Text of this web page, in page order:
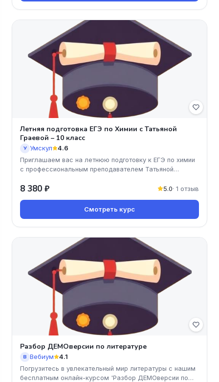
Летняя подготовка ЕГЭ по Химии с Татьяной
Граевой – 10 класс
У Умскул 4.6
Приглашаем вас на летнюю подготовку к ЕГЭ по химии
с профессиональным преподавателем Татьяной
8 380 ₽ 5.0· 1 отзыв
Смотреть курс
Разбор ДЕМОверсии по литературе
В Вебиум 4.1
Погрузитесь в увлекательный мир литературы с нашим
бесплатным онлайн-курсом 'Разбор ДЕМОверсии по